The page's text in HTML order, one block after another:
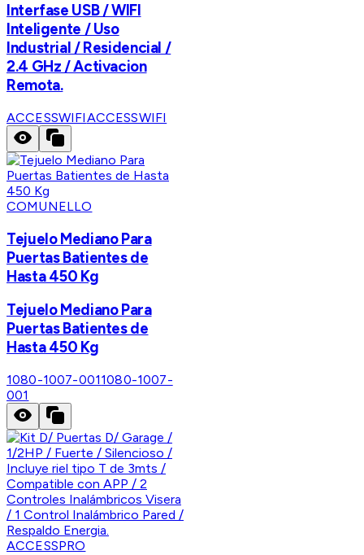
Interfase USB / WIFI
Inteligente / Uso
Industrial / Residencial /
2.4 GHz / Activacion
Remota.
ACCESSWIFIACCESSWIFI
COMUNELLO
Tejuelo Mediano Para
Puertas Batientes de
Hasta 450 Kg
Tejuelo Mediano Para
Puertas Batientes de
Hasta 450 Kg
1080-1007-0011080-1007-
001
ACCESSPRO